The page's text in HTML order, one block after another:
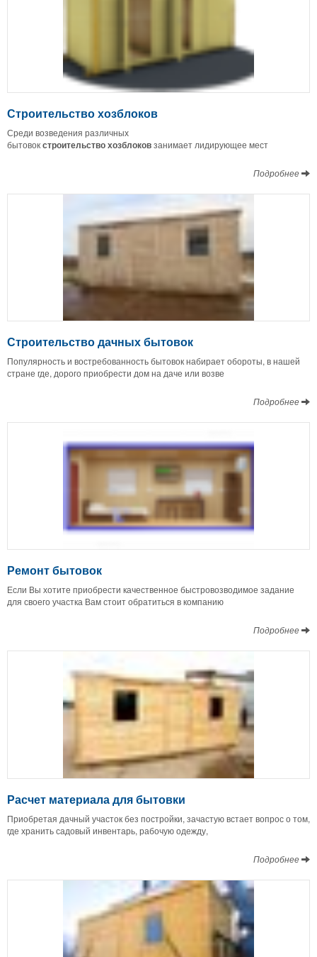
Строительство хозблоков
Среди возведения различных
бытовокстроительствохозблоковзанимает лидирующее мест
Подробнее
Строительство дачных бытовок
Популярность и востребованность бытовок набирает обороты, в нашей
стране где, дорого приобрести дом на даче или возве
Подробнее
Ремонт бытовок
Если Вы хотите приобрести качественное быстровозводимое задание
для своего участка Вам стоит обратиться в компанию
Подробнее
Расчет материала для бытовки
Приобретая дачный участок без постройки, зачастую встает вопрос о том,
где хранить садовый инвентарь, рабочую одежду,
Подробнее